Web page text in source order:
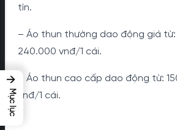
tín.
– Áo thun thường dao động giá từ:
240.000 vnđ/1 cái.
– Áo thun cao cấp dao động từ:
vnđ/1 cái.
→
Mục lục